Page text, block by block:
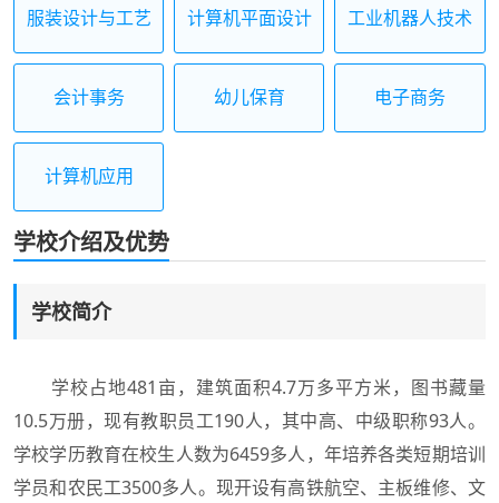
服装设计与工艺 计算机平面设计
工业机器人技术
会计事务 幼儿保育 电子商务
计算机应用
学校介绍及优势
学校简介
学校占地481亩，建筑面积4.7万多平方米，图书藏量
10.5万册，现有教职员工190人，其中高、中级职称93人。
学校学历教育在校生人数为6459多人，年培养各类短期培训
学员和农民工3500多人。现开设有高铁航空、主板维修、文